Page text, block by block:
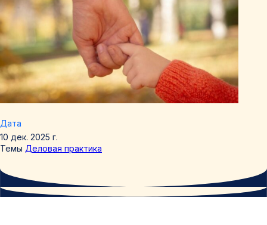
Дата
10 дек. 2025 г.
Темы Деловая практика